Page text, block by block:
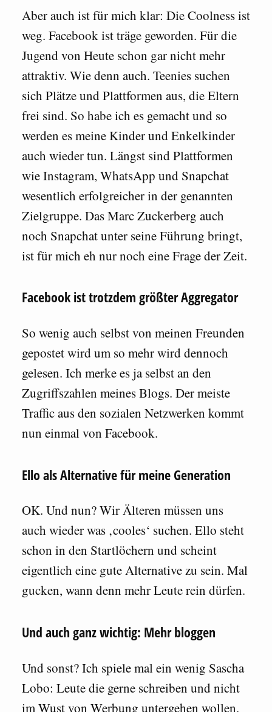
Aber auch ist für mich klar: Die Coolness ist
weg. Facebook ist träge geworden. Für die
Jugend von Heute schon gar nicht mehr
attraktiv. Wie denn auch. Teenies suchen
sich Plätze und Plattformen aus, die Eltern
frei sind. So habe ich es gemacht und so
werden es meine Kinder und Enkelkinder
auch wieder tun. Längst sind Plattformen
wie Instagram, WhatsApp und Snapchat
wesentlich erfolgreicher in der genannten
Zielgruppe. Das Marc Zuckerberg auch
noch Snapchat unter seine Führung bringt,
ist für mich eh nur noch eine Frage der Zeit.
Facebook ist trotzdem größter Aggregator
So wenig auch selbst von meinen Freunden
gepostet wird um so mehr wird dennoch
gelesen. Ich merke es ja selbst an den
Zugriffszahlen meines Blogs. Der meiste
Traffic aus den sozialen Netzwerken kommt
nun einmal von Facebook.
Ello als Alternative für meine Generation
OK. Und nun? Wir Älteren müssen uns
auch wieder was ‚cooles‘ suchen. Ello steht
schon in den Startlöchern und scheint
eigentlich eine gute Alternative zu sein. Mal
gucken, wann denn mehr Leute rein dürfen.
Und auch ganz wichtig: Mehr bloggen
Und sonst? Ich spiele mal ein wenig Sascha
Lobo: Leute die gerne schreiben und nicht
im Wust von Werbung untergehen wollen,